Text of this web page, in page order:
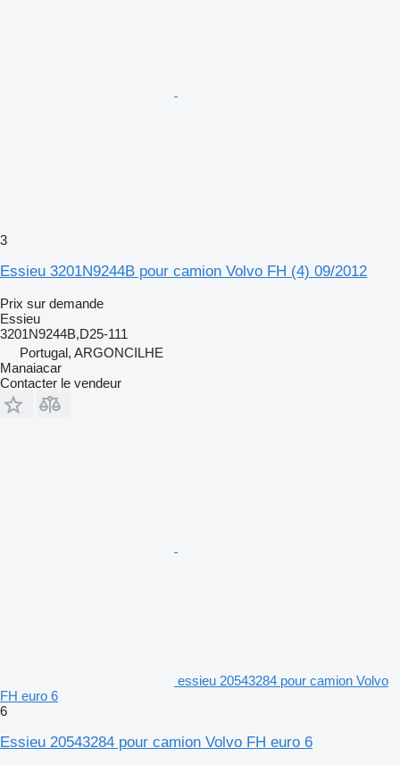
3
Essieu 3201N9244B pour camion Volvo FH (4) 09/2012
Prix sur demande
Essieu
3201N9244B,D25-111
Portugal, ARGONCILHE
Manaiacar
Contacter le vendeur
essieu 20543284 pour camion Volvo
FH euro 6
6
Essieu 20543284 pour camion Volvo FH euro 6